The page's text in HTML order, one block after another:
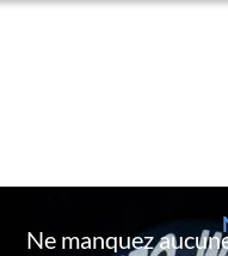
Ne manquez